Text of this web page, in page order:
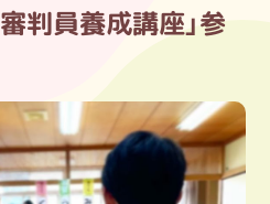
判員養成講座」参